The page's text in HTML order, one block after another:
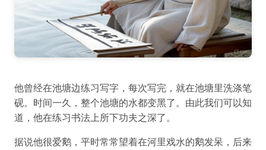
他曾经在池塘边练习写字，每次写完，就在池塘里洗涤笔
砚。时间一久，整个池塘的水都变黑了。由此我们可以知
道，他在练习书法上所下功夫之深了。
据说他很爱鹅，平时常常望着在河里戏水的鹅发呆，后来